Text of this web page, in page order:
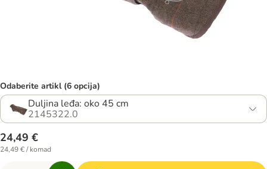
Odaberite artikl (6 opcija)
Duljina leđa: oko 45 cm
2145322.0
24,49 €
24,49 € / komad